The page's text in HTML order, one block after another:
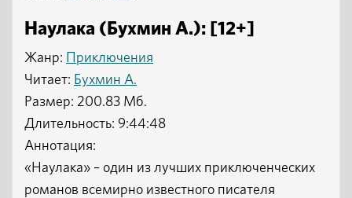
Наулака (Бухмин А.): [12+]
Жанр: Приключения
Читает: Бухмин А.
Размер: 200.83 Мб.
Длительность: 9:44:48
Аннотация:
«Наулака» – один из лучших приключенческих
романов всемирно известного писателя